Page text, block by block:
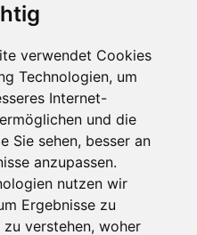
verwendet Cookies
Technologien, um
Internet-
und die
Sie sehen, besser an
anzupassen.
nutzen wir
Ergebnisse zu
zu verstehen, woher
kostenlos
über 80 EUR
und Rückgabe
innerhalb von 90 Tagen
wir einen Baum! Mehr lesen